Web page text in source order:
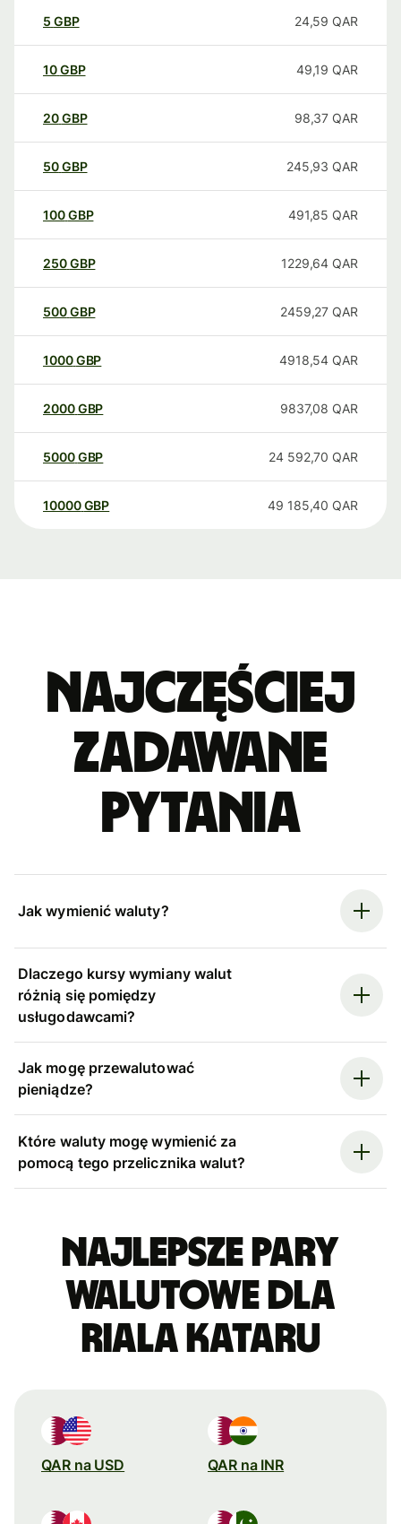
5 GBP 24,59 QAR
10GBP 49,19 QAR
20GBP 98,37 QAR
50GBP 245,93 QAR
100GBP 491,85 QAR
250GBP 1229,64 QAR
500GBP 2459,27 QAR
1000GBP 4918,54 QAR
2000GBP 9837,08 QAR
5000GBP 24 592,70 QAR
10000 GBP 49 185,40 QAR
Najczęściej
zadawane
pytania
Jak wymienić waluty?
Dlaczego kursy wymiany walut
różnią się pomiędzy
usługodawcami?
Jak mogę przewalutować
pieniądze?
Które waluty mogę wymienić za
pomocą tego przelicznika walut?
Najlepsze pary
walutowe dla
riala Kataru
QAR na USD QAR na INR